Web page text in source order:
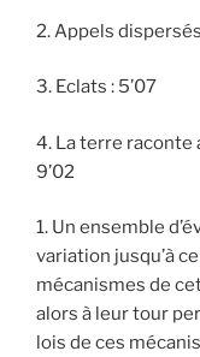
2. Appels
3. Eclats : 5’07
4. La terre raconte
9’02
1. Un ensemble
variation jusqu’à
mécanismes de
alors à leur tour
lois de ces